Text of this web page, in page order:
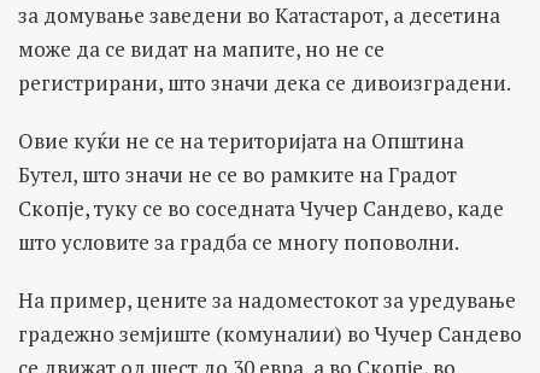
за домување заведени во Катастарот, а десетина
може да се видат на мапите, но не се
регистрирани, што значи дека се дивоизградени.
Овие куќи не се на територијата на Општина
Бутел, што значи не се во рамките на Градот
Скопје, туку се во соседната Чучер Сандево, каде
што условите за градба се многу поповолни.
На пример, цените за надоместокот за уредување
градежно земјиште (комуналии) во Чучер Сандево